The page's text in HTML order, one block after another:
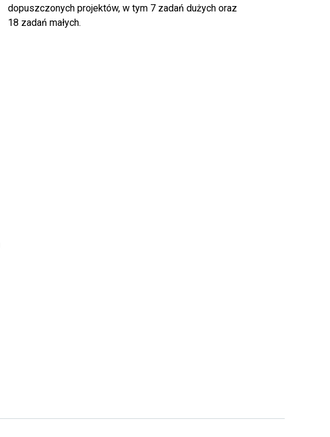
dopuszczonych projektów, w tym 7 zadań dużych oraz
18 zadań małych.